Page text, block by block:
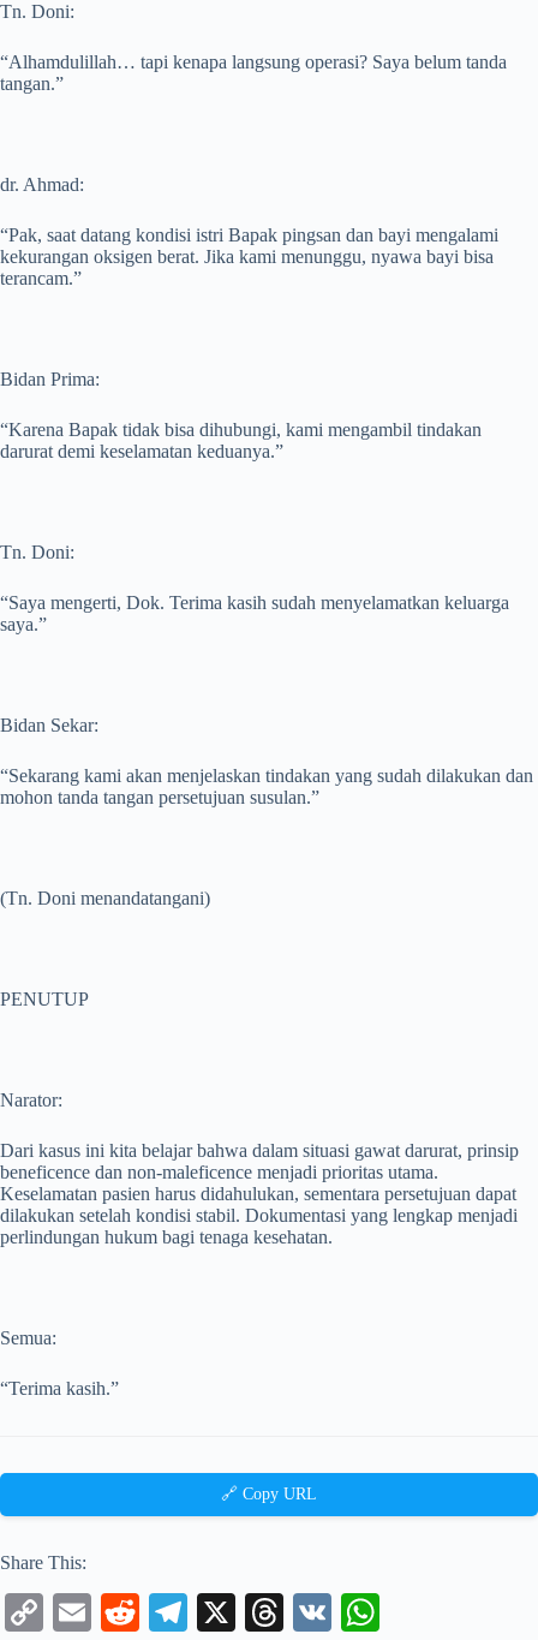
Tn. Doni:
“Alhamdulillah… tapi kenapa langsung operasi? Saya belum tanda
tangan.”
dr. Ahmad:
“Pak, saat datang kondisi istri Bapak pingsan dan bayi mengalami
kekurangan oksigen berat. Jika kami menunggu, nyawa bayi bisa
terancam.”
Bidan Prima:
“Karena Bapak tidak bisa dihubungi, kami mengambil tindakan
darurat demi keselamatan keduanya.”
Tn. Doni:
“Saya mengerti, Dok. Terima kasih sudah menyelamatkan keluarga
saya.”
Bidan Sekar:
“Sekarang kami akan menjelaskan tindakan yang sudah dilakukan dan
mohon tanda tangan persetujuan susulan.”
(Tn. Doni menandatangani)
PENUTUP
Narator:
Dari kasus ini kita belajar bahwa dalam situasi gawat darurat, prinsip
beneficence dan non-maleficence menjadi prioritas utama.
Keselamatan pasien harus didahulukan, sementara persetujuan dapat
dilakukan setelah kondisi stabil. Dokumentasi yang lengkap menjadi
perlindungan hukum bagi tenaga kesehatan.
Semua:
“Terima kasih.”
🔗 Copy URL
Share This:
C
E
R
Te
X
T
V